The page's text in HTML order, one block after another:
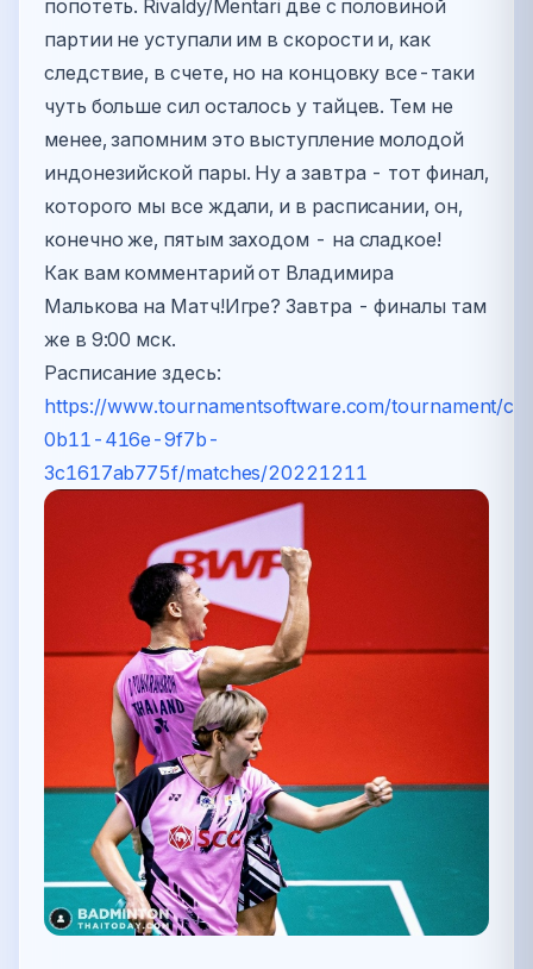
попотеть. Rivaldy/Mentari две с половиной
партии не уступали им в скорости и, как
следствие, в счете, но на концовку все-таки
чуть больше сил осталось у тайцев. Тем не
менее, запомним это выступление молодой
индонезийской пары. Ну а завтра - тот финал,
которого мы все ждали, и в расписании, он,
конечно же, пятым заходом - на сладкое!
Как вам комментарий от Владимира
Малькова на Матч!Игре? Завтра - финалы там
же в 9:00 мск.
Расписание здесь:
https://www.tournamentsoftware.com/tournament/
0b11-416e-9f7b-
3c1617ab775f/matches/20221211